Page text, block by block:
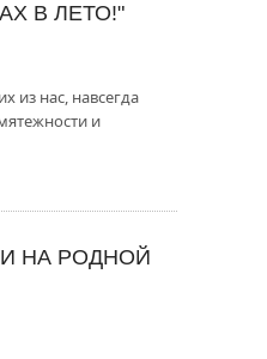
В ЛЕТО!"
из нас, навсегда
и
НА РОДНОЙ